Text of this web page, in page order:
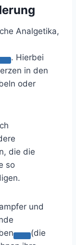
Analgetika,
. Hierbei
in den
oder
die die
so
und
(die